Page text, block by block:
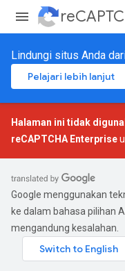
Lindungi situs Anda
Pelajari lebih lanjut
Halaman ini tidak
reCAPTCHA Enterprise
Google menggunakan
ke dalam bahasa pilihan
mengandung kesalahan.